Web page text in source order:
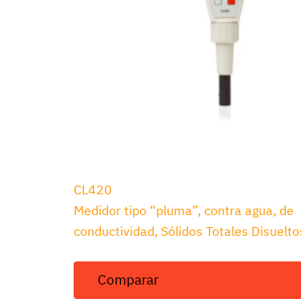
CL420
Medidor tipo “pluma”, contra agua, de
conductividad, Sólidos Totales
Comparar